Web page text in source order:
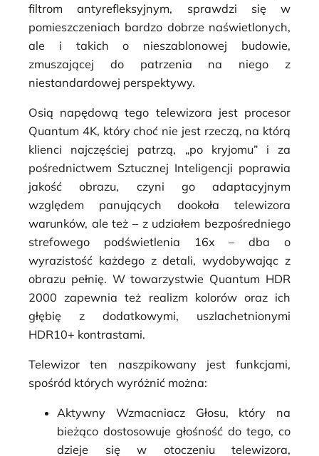
filtrom antyrefleksyjnym, sprawdzi się w
pomieszczeniach bardzo dobrze naświetlonych,
ale i takich o nieszablonowej budowie,
zmuszającej do patrzenia na niego z
niestandardowej perspektywy.
Osią napędową tego telewizora jest procesor
Quantum 4K, który choć nie jest rzeczą, na którą
klienci najczęściej patrzą, „po kryjomu” i za
pośrednictwem Sztucznej Inteligencji poprawia
jakość obrazu, czyni go adaptacyjnym
względem panujących dookoła telewizora
warunków, ale też – z udziałem bezpośredniego
strefowego podświetlenia 16x – dba o
wyrazistość każdego z detali, wydobywając z
obrazu pełnię. W towarzystwie Quantum HDR
2000 zapewnia też realizm kolorów oraz ich
głębię z dodatkowymi, uszlachetnionymi
HDR10+ kontrastami.
Telewizor ten naszpikowany jest funkcjami,
spośród których wyróżnić można:
Aktywny Wzmacniacz Głosu, który na
bieżąco dostosowuje głośność do tego, co
dzieje się w otoczeniu telewizora,